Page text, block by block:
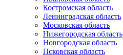
Костромская область
Ленинградская область
Московская область
Нижегородская область
Новгородская область
Псковская область